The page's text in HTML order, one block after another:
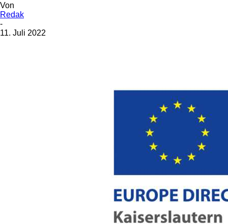
Von
Redak
-
11. Juli 2022